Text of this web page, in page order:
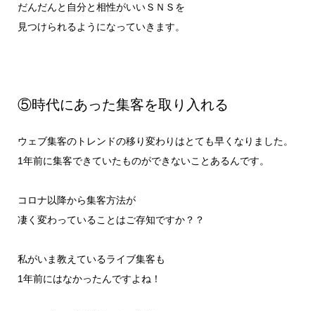
だんだんと自分と相性がいいＳＮＳを
見つけられるようになっていきます。
⑤時代にあった集客を取り入れる
ウェブ集客のトレンドの移り変わりはとても早くなりました。
1年前に集客できていたものができないことあるんです。
コロナ以降から集客方法が
凄く変わっていることはご存知ですか？？
私がいま教えているライブ集客も
1年前にはなかったんですよね！